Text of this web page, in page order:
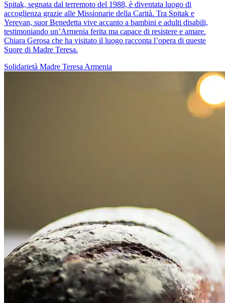
Spitak, segnata dal terremoto del 1988, è diventata luogo di
accoglienza grazie alle Missionarie della Carità. Tra Spitak e
Yerevan, suor Benedetta vive accanto a bambini e adulti disabili,
testimoniando un’Armenia ferita ma capace di resistere e amare.
Chiara Gerosa che ha visitato il luogo racconta l’opera di queste
Suore di Madre Teresa.
Solidarietà Madre Teresa Armenia